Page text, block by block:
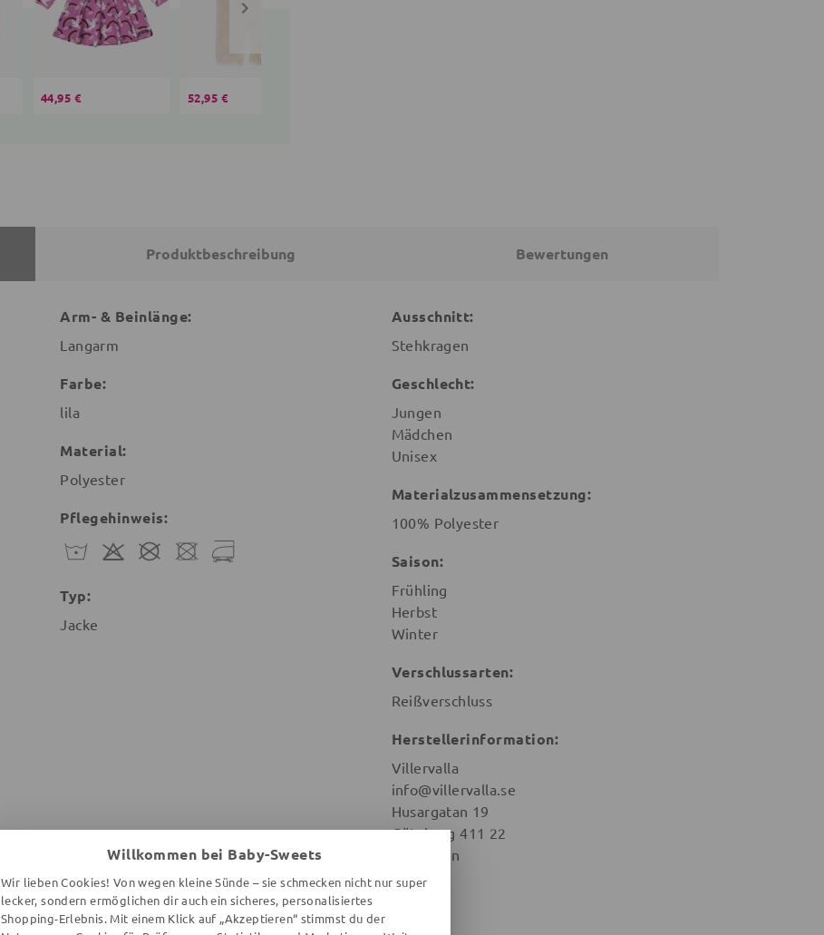
44,95 € 52,95 €
Produktbeschreibung Bewertungen
Arm- & Beinlänge:
Langarm
Farbe:
lila
Material:
Polyester
Pflegehinweis:
Typ:
Jacke
Ausschnitt:
Stehkragen
Geschlecht:
Jungen
Mädchen
Unisex
Materialzusammensetzung:
100% Polyester
Saison:
Frühling
Herbst
Winter
Verschlussarten:
Reißverschluss
Herstellerinformation:
Villervalla
info@villervalla.se
Husargatan 19
Göteburg 411 22
Schweden
Willkommen bei Baby-Sweets
Wir lieben Cookies! Von wegen kleine Sünde – sie schmecken nicht nur super
lecker, sondern ermöglichen dir auch ein sicheres, personalisiertes
Shopping-Erlebnis. Mit einem Klick auf „Akzeptieren“ stimmst du der